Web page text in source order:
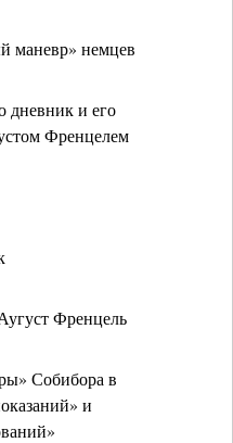
маневр» немцев
дневник и его
Френцелем
Френцель
Собибора в
и